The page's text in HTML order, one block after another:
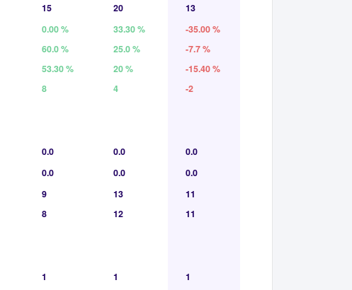
15 20
13
0.00 % 33.30 %
-35.00 %
60.0 % 25.0 %
-7.7 %
53.30 % 20 %
-15.40 %
8 4 -2
0.0 0.0
0.0
0.0 0.0
0.0
9 13
11
8 12 11
1 1
1